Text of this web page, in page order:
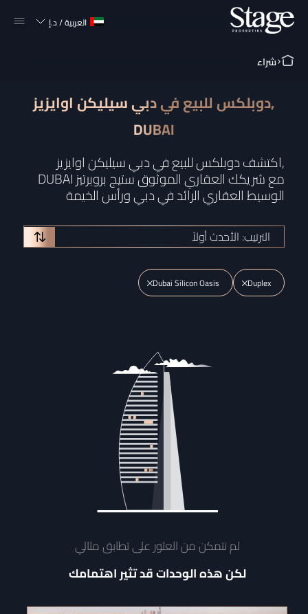
العربية/د.إ
شراء
دوبلكس للبيع في دبي سيليكن اوايزيز,
DUBAI
اكتشف دوبلكس للبيع في دبي سيليكن اوايزيز,
DUBAI مع شريكك العقاري الموثوق ستيج بروبرتيز
الوسيط العقاري الرائد في دبي ورأس الخيمة
الترتيب: الأحدث أولاً
Duplex
Dubai Silicon Oasis
لم نتمكن من العثور على تطابق مثالي
لكن هذه الوحدات قد تثير اهتمامك